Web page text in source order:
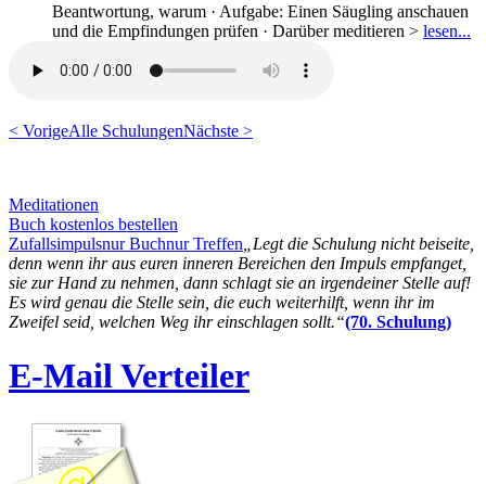
Beantwortung, warum · Aufgabe: Einen Säugling anschauen
und die Empfindungen prüfen · Darüber meditieren > lesen...
< VorigeAlle SchulungenNächste >
Meditationen
Buch kostenlos bestellen
Zufallsimpulsnur Buchnur Treffen„Legt die Schulung nicht beiseite,
denn wenn ihr aus euren inneren Bereichen den Impuls empfanget,
sie zur Hand zu nehmen, dann schlagt sie an irgendeiner Stelle auf!
Es wird genau die Stelle sein, die euch weiterhilft, wenn ihr im
Zweifel seid, welchen Weg ihr einschlagen sollt.“(70. Schulung)
E-Mail Verteiler